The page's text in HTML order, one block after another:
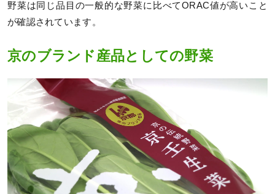
野菜は同じ品目の一般的な野菜に比べてORAC値が高いこと
が確認されています。
京のブランド産品としての野菜